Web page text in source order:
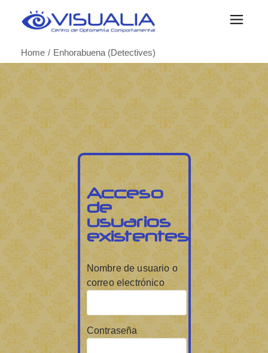
Home Enhorabuena (Detectives)
Acceso
de
usuarios
existentes
Nombre de usuario o
correo electrónico
Contraseña